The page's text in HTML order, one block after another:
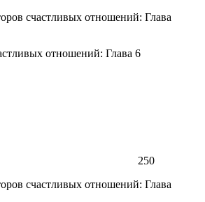
отношений: Глава 6
250